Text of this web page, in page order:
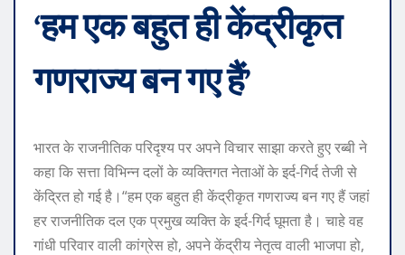
‘हम एक बहुत ही केंद्रीकृत
गणराज्य बन गए हैं’
भारत के राजनीतिक परिदृश्य पर अपने विचार साझा करते हुए रब्बी ने
कहा कि सत्ता विभिन्न दलों के व्यक्तिगत नेताओं के इर्द-गिर्द तेजी से
केंद्रित हो गई है।“हम एक बहुत ही केंद्रीकृत गणराज्य बन गए हैं जहां
हर राजनीतिक दल एक प्रमुख व्यक्ति के इर्द-गिर्द घूमता है। चाहे वह
गांधी परिवार वाली कांग्रेस हो, अपने केंद्रीय नेतृत्व वाली भाजपा हो,